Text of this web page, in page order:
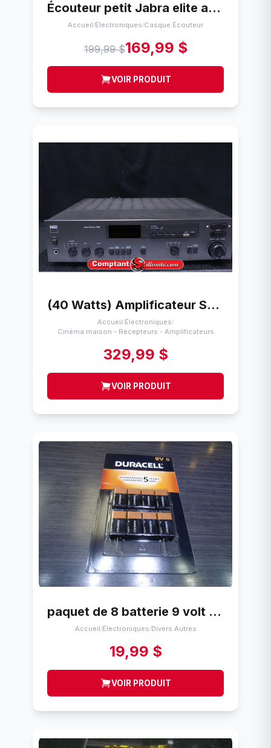
Écouteur petit Jabra elite active 75t
Accueil/Électroniques/Casque Écouteur
199,99 $169,99 $
VOIR PRODUIT
(40 Watts) Amplificateur Stereo no tc NAD 7140
Accueil/Électroniques/
Cinéma maison - Récepteurs - Amplificateurs
329,99 $
VOIR PRODUIT
paquet de 8 batterie 9 volt duracell mars 2027
Accueil/Électroniques/Divers Autres
19,99 $
VOIR PRODUIT